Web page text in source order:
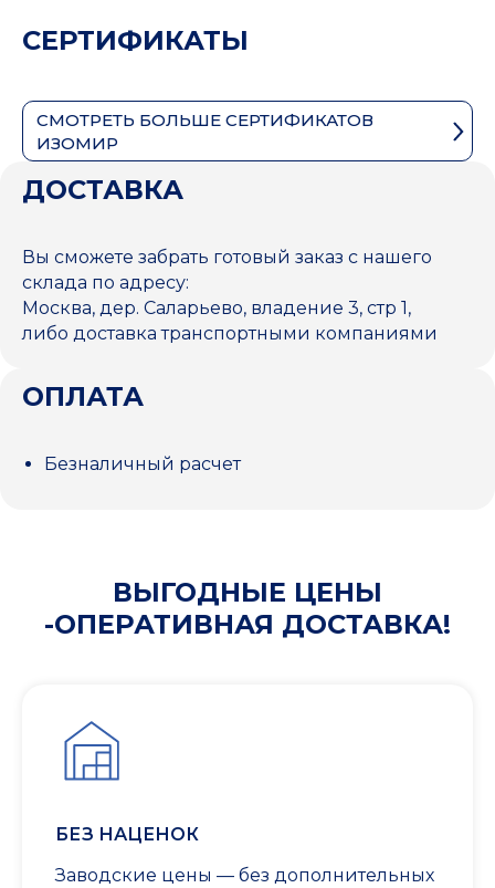
СЕРТИФИКАТЫ
СМОТРЕТЬ БОЛЬШЕ СЕРТИФИКАТОВ
ИЗОМИР
ДОСТАВКА
Вы сможете забрать готовый заказ с нашего
склада по адресу:
Москва, дер. Саларьево, владение 3, стр 1,
либо доставка транспортными компаниями
ОПЛАТА
Безналичный расчет
ВЫГОДНЫЕ ЦЕНЫ
-ОПЕРАТИВНАЯ ДОСТАВКА!
БЕЗ НАЦЕНОК
Заводские цены — без дополнительных